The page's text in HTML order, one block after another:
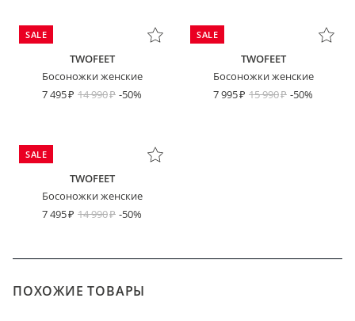
SALE
TWOFEET
Босоножки женские
7 495
14 990 -50%
SALE
TWOFEET
Босоножки женские
7 995
15 990 -50%
SALE
TWOFEET
Босоножки женские
7 495
14 990 -50%
ПОХОЖИЕ ТОВАРЫ